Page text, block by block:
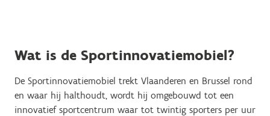
Wat is de Sportinnovatiemobiel?
De Sportinnovatiemobiel trekt Vlaanderen en Brussel rond
en waar hij halthoudt, wordt hij omgebouwd tot een
innovatief sportcentrum waar tot twintig sporters per uur